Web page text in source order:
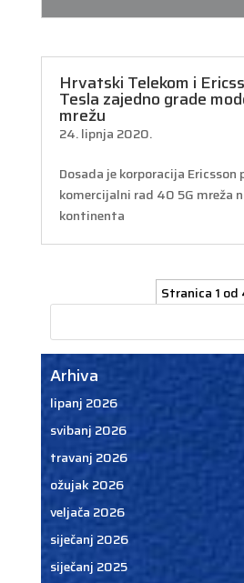
Hrvatski Telekom i
Tesla zajedno grade
mrežu
24. lipnja 2020.
Dosada je korporacija Ericsson
komercijalni rad 40 5G mreža
kontinenta
Stranica 1 od
Arhiva
lipanj 2026
svibanj 2026
travanj 2026
ožujak 2026
veljača 2026
siječanj 2026
siječanj 2025